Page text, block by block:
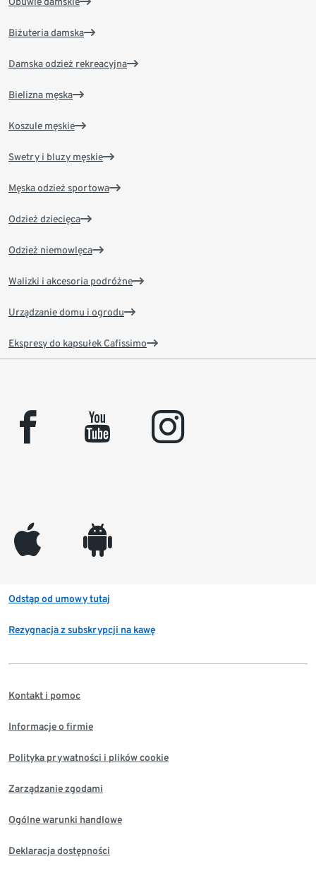
Biżuteria damska
Damska odzież rekreacyjna
Bielizna męska
Koszule męskie
Swetry i bluzy męskie
Męska odzież sportowa
Odzież dziecięca
Odzież niemowlęca
Walizki i akcesoria podróżne
Urządzanie domu i ogrodu
Ekspresy do kapsułek Cafissimo
facebook youtube instagram
appleinc android
Odstąp od umowy tutaj
Rezygnacja z subskrypcji na kawę
Kontakt i pomoc
Informacje o firmie
Polityka prywatności i plików cookie
Zarządzanie zgodami
Ogólne warunki handlowe
Deklaracja dostępności